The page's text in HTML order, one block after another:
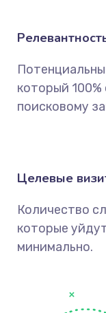
который
поисковому
Целевые
Количество
которые
минимально.